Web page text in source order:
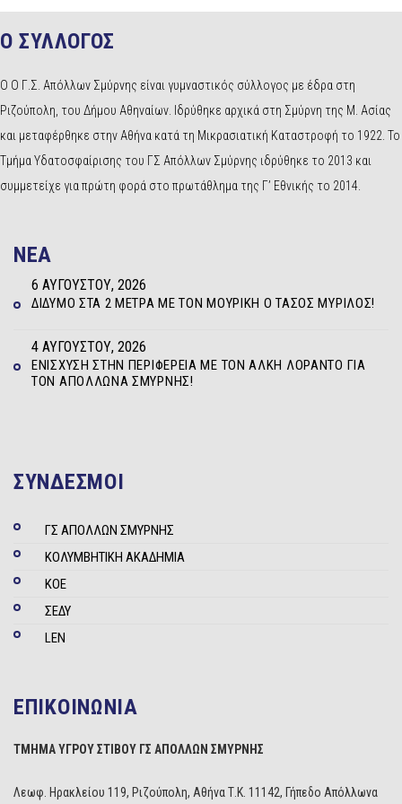
Ο ΣΥΛΛΟΓΟΣ
Ο Ο Γ.Σ. Απόλλων Σμύρνης είναι γυμναστικός σύλλογος με έδρα στη
Ριζούπολη, του Δήμου Αθηναίων. Ιδρύθηκε αρχικά στη Σμύρνη της Μ. Ασίας
και μεταφέρθηκε στην Αθήνα κατά τη Μικρασιατική Καταστροφή το 1922. Το
Τμήμα Υδατοσφαίρισης του ΓΣ Απόλλων Σμύρνης ιδρύθηκε το 2013 και
συμμετείχε για πρώτη φορά στο πρωτάθλημα της Γ’ Εθνικής το 2014.
NEA
ΔΊΔΥΜΟ ΣΤΑ 2 ΜΈΤΡΑ ΜΕ ΤΟΝ ΜΟΥΡΊΚΗ Ο ΤΆΣΟΣ ΜΥΡΊΛΟΣ!
6 ΑΥΓΟΎΣΤΟΥ, 2026
ΕΝΊΣΧΥΣΗ ΣΤΗΝ ΠΕΡΙΦΈΡΕΙΑ ΜΕ ΤΟΝ ΆΛΚΗ ΛΟΡΆΝΤΟ ΓΙΑ
ΤΟΝ ΑΠΌΛΛΩΝΑ ΣΜΎΡΝΗΣ!
4 ΑΥΓΟΎΣΤΟΥ, 2026
ΣΥΝΔΕΣΜΟΙ
ΓΣ ΑΠΟΛΛΩΝ ΣΜΥΡΝΗΣ
ΚΟΛΥΜΒΗΤΙΚΗ ΑΚΑΔΗΜΙΑ
ΚΟΕ
ΣΕΔΥ
LEN
ΕΠΙΚΟΙΝΩΝΙΑ
ΤΜΗΜΑ ΥΓΡΟΥ ΣΤΙΒΟΥ ΓΣ ΑΠΟΛΛΩΝ ΣΜΥΡΝΗΣ
Λεωφ. Ηρακλείου 119, Ριζούπολη, Αθήνα Τ.Κ. 11142, Γήπεδο Απόλλωνα